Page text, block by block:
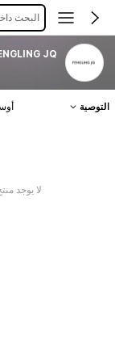
البحث
JQ
التوصية
لا يوجد